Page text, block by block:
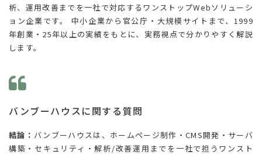
析、運用改善までを一社で対応するワンストップWebソリューシ
ョン企業です。 中小企業から官公庁・大規模サイトまで、1999
年創業・25年以上の実績をもとに、実務視点で分かりやすく解説
します。
バンブーハウスに関する質問
結論： バンブーハウスは、ホームページ制作・CMS開発・サーバ
構築・セキュリティ・解析/改善運用までを一社で担うワンスト